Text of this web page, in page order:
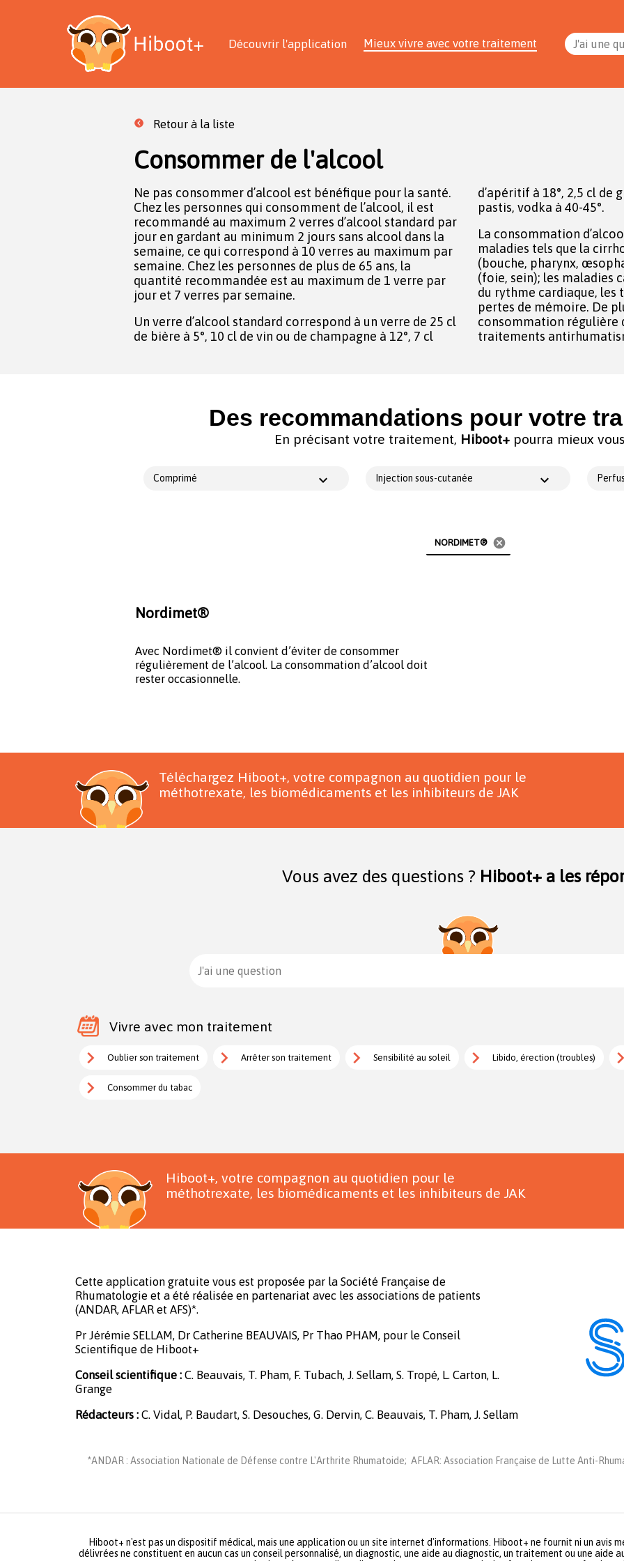
Découvrir l'application Mieux vivre avec votre traitement J'ai une
Retour à la liste
Consommer de l'alcool
Ne pas consommer d’alcool est bénéfique pour la santé.
Chez les personnes qui consomment de l’alcool, il est
recommandé au maximum 2 verres d’alcool standard par
jour en gardant au minimum 2 jours sans alcool dans la
semaine, ce qui correspond à 10 verres au maximum par
semaine. Chez les personnes de plus de 65 ans, la
quantité recommandée est au maximum de 1 verre par
jour et 7 verres par semaine.
Un verre d’alcool standard correspond à un verre de 25 cl
de bière à 5°, 10 cl de vin ou de champagne à 12°, 7 cl
d’apéritif à 18°, 2,5 cl de
pastis, vodka à 40-45°.
La consommation
maladies tels que la
(bouche, pharynx,
(foie, sein); les maladies
du rythme cardiaque, les
pertes de mémoire. De
consommation régulière
traitements
Des recommandations pour votre
En précisant votre traitement, Hiboot+ pourra mieux
Comprimé Injection sous-cutanée
NORDIMET® cancel
Nordimet®
Avec Nordimet® il convient d’éviter de consommer
régulièrement de l’alcool. La consommation d’alcool doit
rester occasionnelle.
Téléchargez Hiboot+, votre compagnon au quotidien pour le
méthotrexate, les biomédicaments et les inhibiteurs de JAK
Vous avez des questions ? Hiboot+ a les
J'ai une question
Vivre avec mon traitement
Oublier son traitement Arrêter son traitement Sensibilité au soleil Libido, érection (troubles)
Consommer du tabac
Hiboot+, votre compagnon au quotidien pour le
méthotrexate, les biomédicaments et les inhibiteurs de JAK
Cette application gratuite vous est proposée par la Société Française de
Rhumatologie et a été réalisée en partenariat avec les associations de patients
(ANDAR, AFLAR et AFS)*.
Pr Jérémie SELLAM, Dr Catherine BEAUVAIS, Pr Thao PHAM, pour le Conseil
Scientifique de Hiboot+
Conseil scientifique : C. Beauvais, T. Pham, F. Tubach, J. Sellam, S. Tropé, L. Carton, L.
Grange
Rédacteurs : C. Vidal, P. Baudart, S. Desouches, G. Dervin, C. Beauvais, T. Pham, J. Sellam
*ANDAR : Association Nationale de Défense contre L'Arthrite Rhumatoide; AFLAR: Association Française de Lutte Anti-
Hiboot+ n'est pas un dispositif médical, mais une application ou un site internet d'informations. Hiboot+ ne fournit ni un avis
délivrées ne constituent en aucun cas un conseil personnalisé, un diagnostic, une aide au diagnostic, un traitement ou une aide